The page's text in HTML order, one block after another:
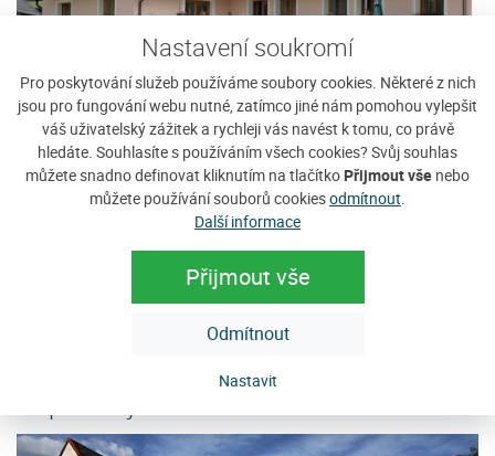
Nastavení soukromí
Pro poskytování služeb používáme soubory cookies. Některé z nich
jsou pro fungování webu nutné, zatímco jiné nám pomohou vylepšit
váš uživatelský zážitek a rychleji vás navést k tomu, co právě
hledáte. Souhlasíte s používáním všech cookies? Svůj souhlas
můžete snadno definovat kliknutím na tlačítko Přijmout vše nebo
můžete používání souborů cookiesodmítnout.
Další informace
Přijmout vše
Odmítnout
Nastavit
Penzion Anastazie
Penzion Anastazie se nachází v obci Benešova Hora v
jihozápadní části Šumavy v nadmořské výšce cca 810
m.n.m. Nový, luxusně vybavený apartmánový dům...
Cena: 300 Kč za osobu / noc